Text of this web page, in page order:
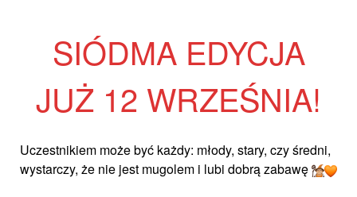
SIÓDMA EDYCJA
JUŻ 12 WRZEŚNIA!
Uczestnikiem może być każdy: młody, stary, czy średni,
wystarczy, że nie jest mugolem i lubi dobrą zabawę